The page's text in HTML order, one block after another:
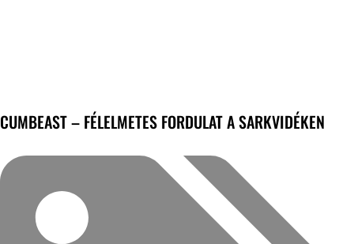
CUMBEAST – FÉLELMETES FORDULAT A SARKVIDÉKEN